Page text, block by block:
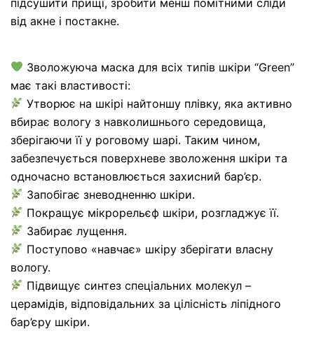
від акне і постакне.
Зволожуюча маска для всіх типів шкіри “Green”
має такі властивості:
Утворює на шкірі найтоншу плівку, яка активно
вбирає вологу з навколишнього середовища,
зберігаючи її у роговому шарі. Таким чином,
забезпечується поверхневе зволоження шкіри та
одночасно встановлюється захисний бар’єр.
Запобігає зневодненню шкіри.
Покращує мікрорельєф шкіри, розгладжує її.
Забирає лущення.
Поступово «навчає» шкіру зберігати власну
вологу.
Підвищує синтез спеціальних молекул –
церамідів, відповідальних за цілісність ліпідного
бар’єру шкіри.